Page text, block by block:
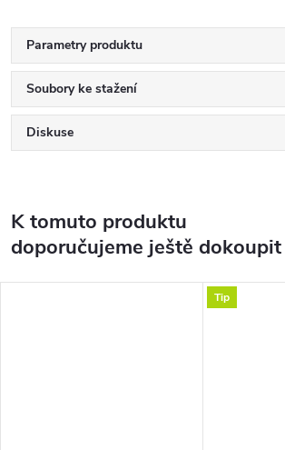
Parametry produktu
Soubory ke stažení
Diskuse
K tomuto produktu
doporučujeme ještě dokoupit
Tip